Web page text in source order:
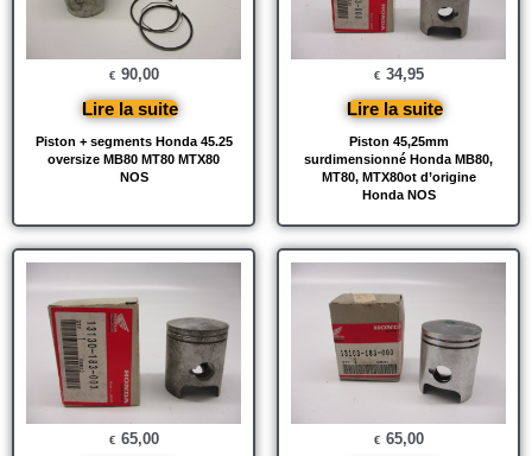
Piston + segments Honda 45.25
oversize MB80 MT80 MTX80
NOS
€ 90,00
Lire la suite
Piston 45,25mm
surdimensionné Honda MB80,
MT80, MTX80ot d’origine
Honda NOS
€ 34,95
Lire la suite
€ 65,00 € 65,00